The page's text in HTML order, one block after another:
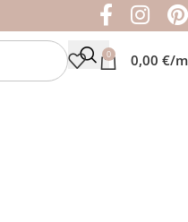
0 0,00 €/